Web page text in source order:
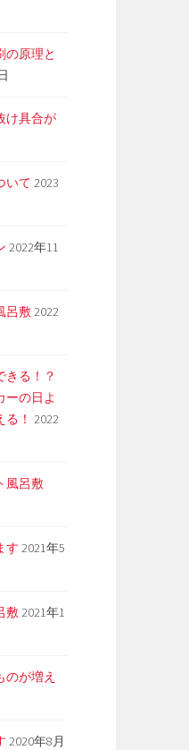
の原理と
け具合が
いて 2023
2022年11
呂敷2022
きる！？
ーの日よ
！ 2022
風呂敷
す 2021年5
敷2021年1
が増え
2020年8月